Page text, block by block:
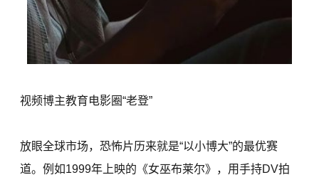
视频博主教育电影圈“老登”
放眼全球市场，恐怖片历来就是“以小博大”的最优赛
道。例如1999年上映的《女巫布莱尔》，用手持DV拍